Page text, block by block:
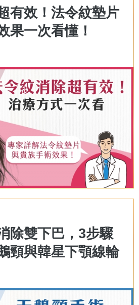
有效！法令紋墊片
果一次看懂！
除雙下巴，3步驟
頸與韓星下顎線輪